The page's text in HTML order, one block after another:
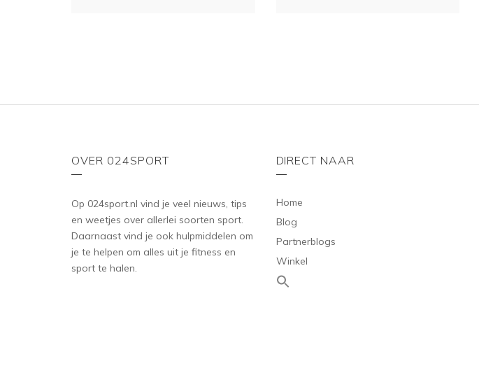
OVER 024SPORT
Op 024sport.nl vind je veel nieuws, tips
en weetjes over allerlei soorten sport.
Daarnaast vind je ook hulpmiddelen om
je te helpen om alles uit je fitness en
sport te halen.
DIRECT NAAR
Home
Blog
Partnerblogs
Winkel